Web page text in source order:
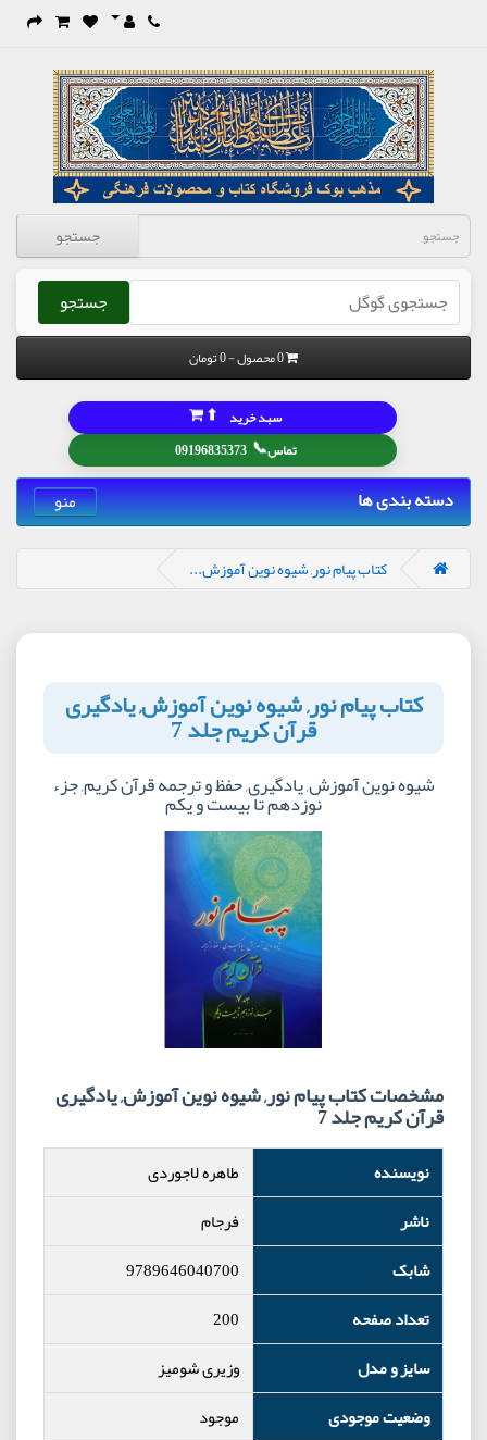
جستجو
جستجو
0 محصول - 0 تومان
تماس📞
09196835373
سبد خرید ⬆
دسته بندی ها منو
کتاب پیام نور, شیوه نوین آموزش...
کتاب پیام نور, شیوه نوین آموزش, یادگیری
قرآن کریم جلد 7
شیوه نوین آموزش, یادگیری, حفظ و ترجمه قرآن کریم, جزء
نوزدهم تا بیست و یکم
مشخصات کتاب پیام نور, شیوه نوین آموزش, یادگیری
قرآن کریم جلد 7
نویسنده
طاهره لاجوردی
ناشر
فرجام
شابک
9789646040700
تعداد صفحه
200
سایز و مدل
وزیری شومیز
وضعیت موجودی
موجود